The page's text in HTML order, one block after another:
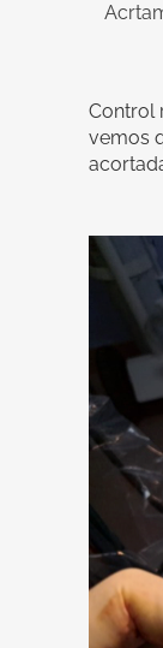
Control
vemos